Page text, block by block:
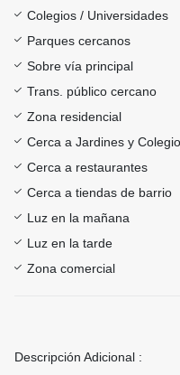
Colegios / Universidades
Parques cercanos
Sobre vía principal
Trans. público cercano
Zona residencial
Cerca a Jardines y
Cerca a restaurantes
Cerca a tiendas de barrio
Luz en la mañana
Luz en la tarde
Zona comercial
Descripción Adicional :